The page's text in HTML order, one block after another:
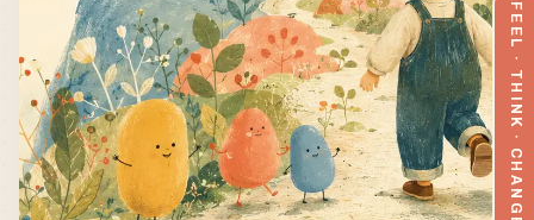
FEEL · THINK · CHANGE